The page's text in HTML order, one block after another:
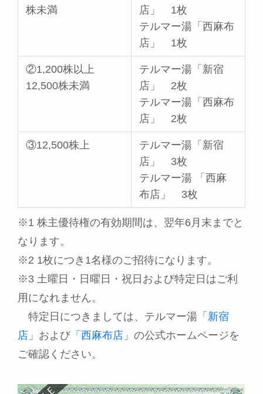
株未満
店」 1枚
テルマー湯「西麻布
店」 1枚
②1,200株以上
12,500株未満
テルマー湯「新宿
店」 2枚
テルマー湯「西麻布
店」 2枚
③12,500株上
テルマー湯「新宿
店」 3枚
テルマー湯 「西麻
布店」 3枚
※1 株主優待権の有効期間は、翌年6月末までと
なります。
※2 1枚につき1名様のご招待になります。
※3 土曜日・日曜日・祝日および特定日はご利
用になれません。
特定日につきましては、テルマー湯 「新宿
店」 および「西麻布店」 の公式ホームページを
ご確認ください。